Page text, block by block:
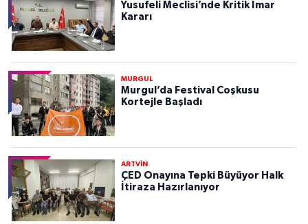
Yusufeli Meclisi’nde Kritik İmar
Kararı
MURGUL
Murgul’da Festival Coşkusu
Kortejle Başladı
ARTVİN
ÇED Onayına Tepki Büyüyor Halk
İtiraza Hazırlanıyor